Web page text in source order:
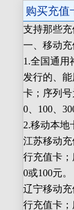
购买充值
支持那些充
一、移动
1.全国通用
发行的、
卡；序列号
0、100、
2.移动本地
江苏移动
行充值卡
0或100元。
辽宁移动
行充值卡